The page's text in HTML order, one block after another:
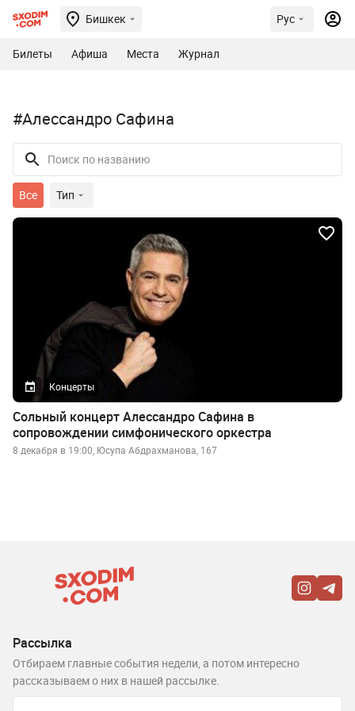
Бишкек Рус
Билеты Афиша Места Журнал
#Алессандро Сафина
Все Тип
Концерты
Сольный концерт Алессандро Сафина в
сопровождении симфонического оркестра
8 декабря в 19:00, ​Юсупа Абдрахманова, 167
Рассылка
Отбираем главные события недели, а потом интересно
рассказываем о них в нашей рассылке.